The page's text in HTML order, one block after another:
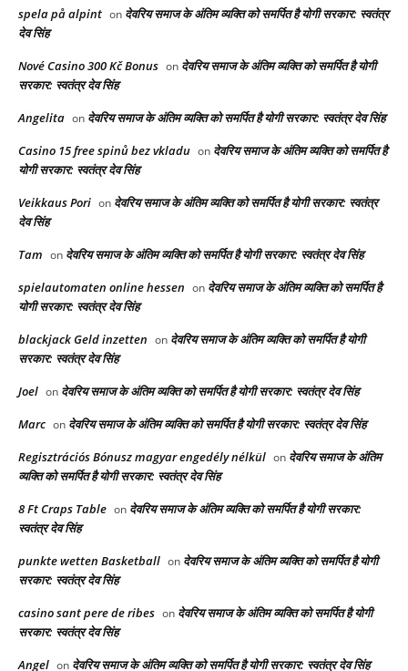
spela på alpint on देवरिय समाज के अंतिम व्यक्ति को समर्पित है योगी सरकार: स्वतंत्र
देव सिंह
Nové Casino 300 Kč Bonus on देवरिय समाज के अंतिम व्यक्ति को समर्पित है योगी
सरकार: स्वतंत्र देव सिंह
Angelita on देवरिय समाज के अंतिम व्यक्ति को समर्पित है योगी सरकार: स्वतंत्र देव सिंह
Casino 15 free spinů bez vkladu on देवरिय समाज के अंतिम व्यक्ति को समर्पित है
योगी सरकार: स्वतंत्र देव सिंह
Veikkaus Pori on देवरिय समाज के अंतिम व्यक्ति को समर्पित है योगी सरकार: स्वतंत्र
देव सिंह
Tam on देवरिय समाज के अंतिम व्यक्ति को समर्पित है योगी सरकार: स्वतंत्र देव सिंह
spielautomaten online hessen on देवरिय समाज के अंतिम व्यक्ति को समर्पित है
योगी सरकार: स्वतंत्र देव सिंह
blackjack Geld inzetten on देवरिय समाज के अंतिम व्यक्ति को समर्पित है योगी
सरकार: स्वतंत्र देव सिंह
Joel on देवरिय समाज के अंतिम व्यक्ति को समर्पित है योगी सरकार: स्वतंत्र देव सिंह
Marc on देवरिय समाज के अंतिम व्यक्ति को समर्पित है योगी सरकार: स्वतंत्र देव सिंह
Regisztrációs Bónusz magyar engedély nélkül on देवरिय समाज के अंतिम
व्यक्ति को समर्पित है योगी सरकार: स्वतंत्र देव सिंह
8 Ft Craps Table on देवरिय समाज के अंतिम व्यक्ति को समर्पित है योगी सरकार:
स्वतंत्र देव सिंह
punkte wetten Basketball on देवरिय समाज के अंतिम व्यक्ति को समर्पित है योगी
सरकार: स्वतंत्र देव सिंह
casino sant pere de ribes on देवरिय समाज के अंतिम व्यक्ति को समर्पित है योगी
सरकार: स्वतंत्र देव सिंह
Angel on देवरिय समाज के अंतिम व्यक्ति को समर्पित है योगी सरकार: स्वतंत्र देव सिंह